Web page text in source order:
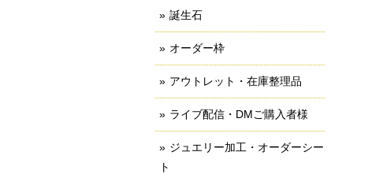
誕生石
オーダー枠
アウトレット・在庫整理品
ライブ配信・DMご購入者様
ジュエリー加工・オーダーシー
ト